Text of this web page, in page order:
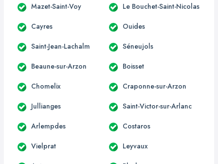
Mazet-Saint-Voy Le Bouchet-Saint-Nicolas
Cayres Ouides
Saint-Jean-Lachalm Séneujols
Beaune-sur-Arzon Boisset
Chomelix Craponne-sur-Arzon
Jullianges Saint-Victor-sur-Arlanc
Arlempdes Costaros
Vielprat Leyvaux